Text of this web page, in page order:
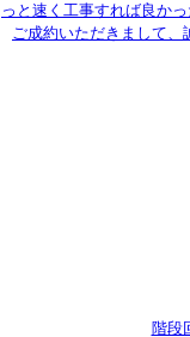
っと速く工事すれば良か
ご成約いただきまして
階段